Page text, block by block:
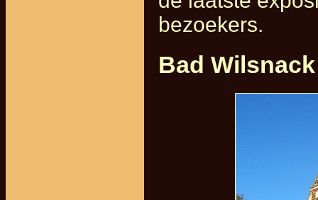
bezoekers.
Bad Wilsnack